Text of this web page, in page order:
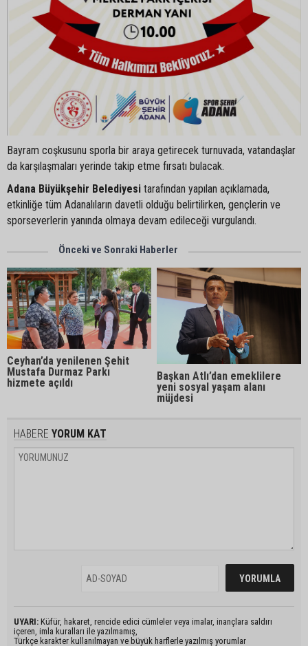
Bayram coşkusunu sporla bir araya getirecek turnuvada, vatandaşlar
da karşılaşmaları yerinde takip etme fırsatı bulacak.
Adana Büyükşehir Belediyesi tarafından yapılan açıklamada,
etkinliğe tüm Adanalıların davetli olduğu belirtilirken, gençlerin ve
sporseverlerin yanında olmaya devam edileceği vurgulandı.
Önceki ve Sonraki Haberler
Ceyhan’da yenilenen Şehit
Mustafa Durmaz Parkı
hizmete açıldı
Başkan Atlı’dan emeklilere
yeni sosyal yaşam alanı
müjdesi
HABERE YORUM KAT
UYARI: Küfür, hakaret, rencide edici cümleler veya imalar, inançlara saldırı
içeren, imla kuralları ile yazılmamış,
Türkçe karakter kullanılmayan ve büyük harflerle yazılmış yorumlar